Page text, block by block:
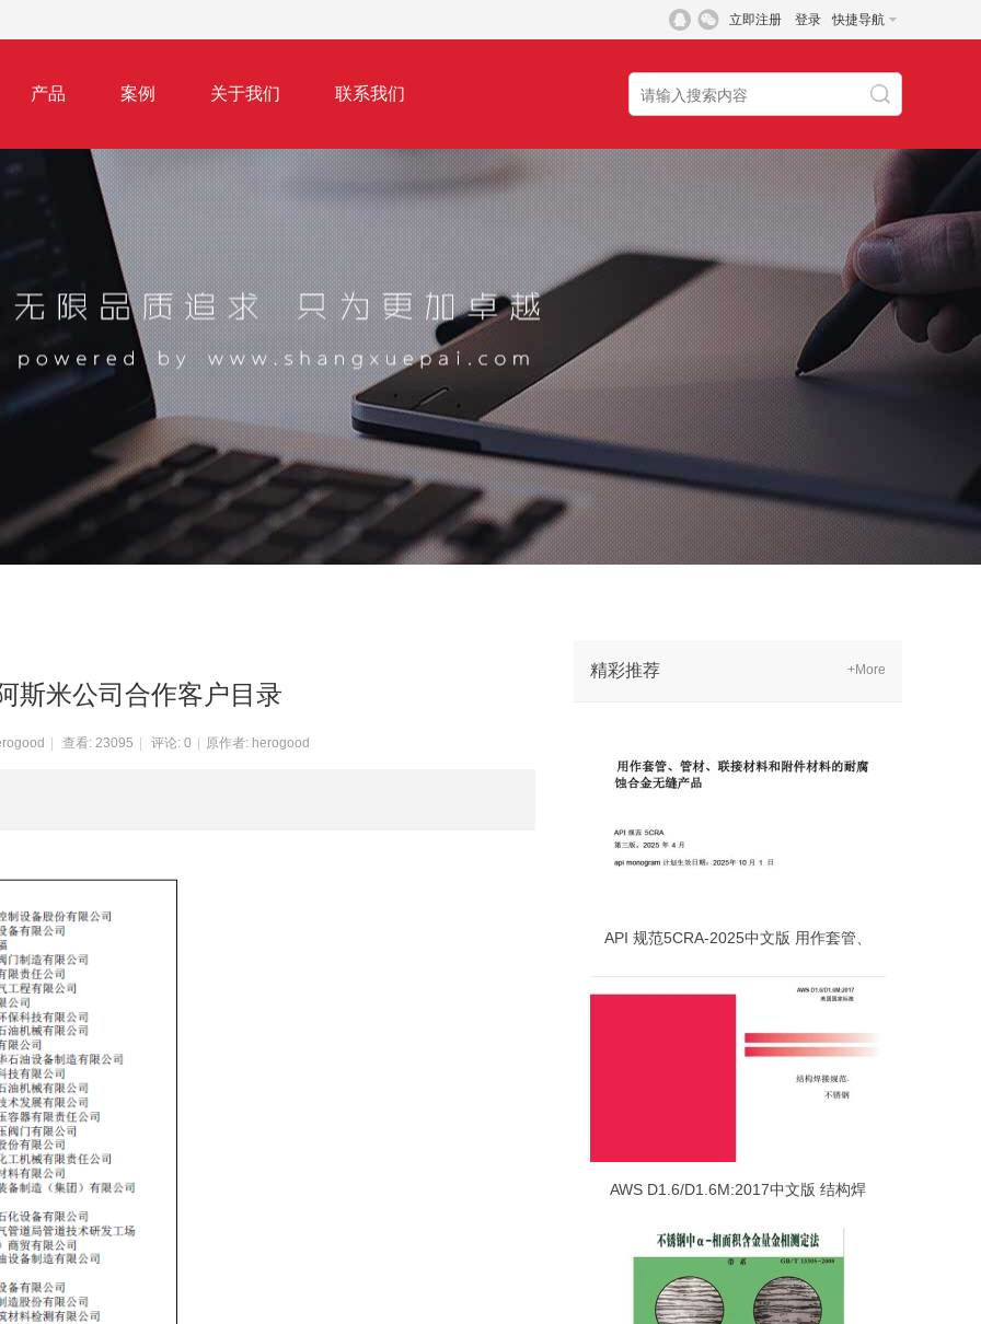
快捷导航
立即注册 登录
产品 案例 关于我们 联系我们
斯米公司合作客户目录
查看: 23095 评论: 0 原作者: herogood
精彩推荐 +More
API 规范5CRA-2025中文版 用作套管、
AWS D1.6/D1.6M:2017中文版 结构焊